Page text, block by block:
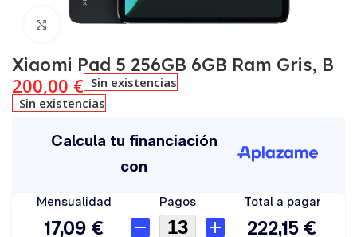
Click to enlarge
Xiaomi Pad 5 256GB 6GB Ram Gris, B
200,00 € Sin existencias
Sin existencias